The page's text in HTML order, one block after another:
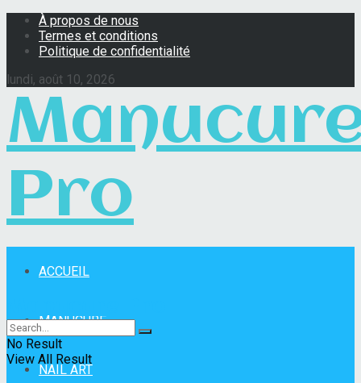
À propos de nous
Termes et conditions
Politique de confidentialité
lundi, août 10, 2026
Pro
ACCUEIL
MANUCURE
NAIL ART
No Result
View All Result